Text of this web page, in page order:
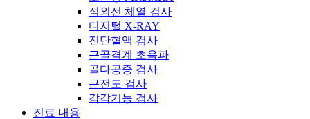
적외선 체열 검사
디지털 X-RAY
진단혈액 검사
근골격계 초음파
골다공증 검사
근전도 검사
감각기능 검사
진료 내용